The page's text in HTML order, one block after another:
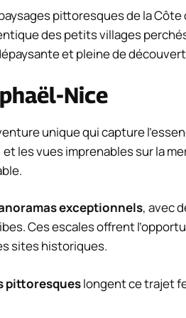
pittoresques de la Côte
des petits villages
et pleine de
Nice
unique qui capture
les vues imprenables sur la
exceptionnels, avec
Ces escales offrent
sites historiques.
pittoresqueslongent ce trajet